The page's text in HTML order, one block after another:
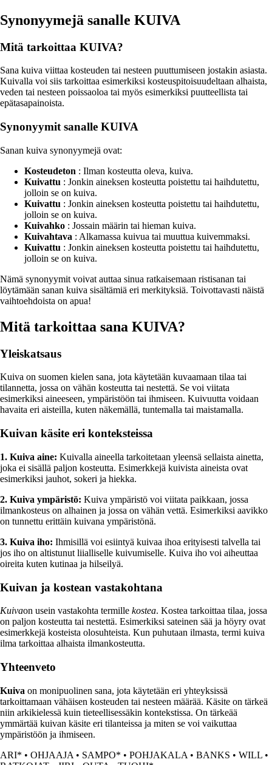
Synonyymejä sanalle KUIVA
Mitä tarkoittaa KUIVA?
Sana kuiva viittaa kosteuden tai nesteen puuttumiseen jostakin asiasta.
Kuivalla voi siis tarkoittaa esimerkiksi kosteuspitoisuudeltaan alhaista,
veden tai nesteen poissaoloa tai myös esimerkiksi puutteellista tai
epätasapainoista.
Synonyymit sanalle KUIVA
Sanan kuiva synonyymejä ovat:
Kosteudeton : Ilman kosteutta oleva, kuiva.
Kuivattu : Jonkin aineksen kosteutta poistettu tai haihdutettu,
jolloin se on kuiva.
Kuivattu : Jonkin aineksen kosteutta poistettu tai haihdutettu,
jolloin se on kuiva.
Kuivahko : Jossain määrin tai hieman kuiva.
Kuivahtava : Alkamassa kuivua tai muuttua kuivemmaksi.
Kuivattu : Jonkin aineksen kosteutta poistettu tai haihdutettu,
jolloin se on kuiva.
Nämä synonyymit voivat auttaa sinua ratkaisemaan ristisanan tai
löytämään sanan kuiva sisältämiä eri merkityksiä. Toivottavasti näistä
vaihtoehdoista on apua!
Mitä tarkoittaa sana KUIVA?
Yleiskatsaus
Kuiva on suomen kielen sana, jota käytetään kuvaamaan tilaa tai
tilannetta, jossa on vähän kosteutta tai nestettä. Se voi viitata
esimerkiksi aineeseen, ympäristöön tai ihmiseen. Kuivuutta voidaan
havaita eri aisteilla, kuten näkemällä, tuntemalla tai maistamalla.
Kuivan käsite eri konteksteissa
1. Kuiva aine: Kuivalla aineella tarkoitetaan yleensä sellaista ainetta,
joka ei sisällä paljon kosteutta. Esimerkkejä kuivista aineista ovat
esimerkiksi jauhot, sokeri ja hiekka.
2. Kuiva ympäristö: Kuiva ympäristö voi viitata paikkaan, jossa
ilmankosteus on alhainen ja jossa on vähän vettä. Esimerkiksi aavikko
on tunnettu erittäin kuivana ympäristönä.
3. Kuiva iho: Ihmisillä voi esiintyä kuivaa ihoa erityisesti talvella tai
jos iho on altistunut liialliselle kuivumiselle. Kuiva iho voi aiheuttaa
oireita kuten kutinaa ja hilseilyä.
Kuivan ja kostean vastakohtana
Kuivaon usein vastakohta termille kostea. Kostea tarkoittaa tilaa, jossa
on paljon kosteutta tai nestettä. Esimerkiksi sateinen sää ja höyry ovat
esimerkkejä kosteista olosuhteista. Kun puhutaan ilmasta, termi kuiva
ilma tarkoittaa alhaista ilmankosteutta.
Yhteenveto
Kuiva on monipuolinen sana, jota käytetään eri yhteyksissä
tarkoittamaan vähäisen kosteuden tai nesteen määrää. Käsite on tärkeä
niin arkikielessä kuin tieteellisessäkin kontekstissa. On tärkeää
ymmärtää kuivan käsite eri tilanteissa ja miten se voi vaikuttaa
ympäristöön ja ihmiseen.
ARI* • OHJAAJA • SAMPO* • POHJAKALA • BANKS • WILL •